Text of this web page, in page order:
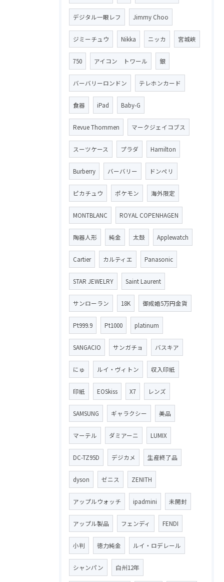
デジタル一眼レフ Jimmy Choo
ジミーチュウ Nikka ニッカ 宮城峡
750 アイコン トワール 銀
バーバリーロンドン テレホンカード
食器 iPad Baby-G
Revue Thommen マークジェイコブス
スーツケース プラダ Hamilton
Burberry バーバリー ドンペリ
ピカチュウ ポケモン 海外限定
MONTBLANC ROYAL COPENHAGEN
陶器人形 純金 太鼓 Applewatch
Cartier カルティエ Panasonic
STAR JEWELRY Saint Laurent
サンローラン 18K 御成婚5万円金貨
Pt999.9 Pt1000 platinum
SANGACIO サンガチョ バスキア
にゅ ルイ・ヴィトン 収入印紙
印紙 EOSkiss X7 レンズ
SAMSUNG ギャラクシー 美品
マーテル ダミアーニ LUMIX
DC-TZ95D デジカメ 生産終了品
dyson ゼニス ZENITH
アップルウォッチ ipadmini 未開封
アップル製品 フェンディ FENDI
小判 徳力純金 ルイ・ロデレール
シャンパン 白州12年